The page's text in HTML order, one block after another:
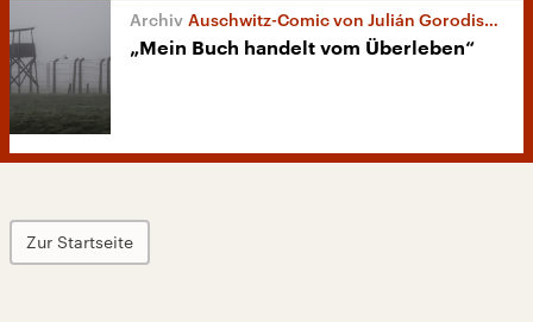
Auschwitz-Comic von Julián Gorodischer
„Mein Buch handelt vom Überleben“
Zur Startseite